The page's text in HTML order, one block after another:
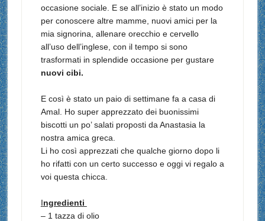
occasione sociale. E se all’inizio è stato un modo
per conoscere altre mamme, nuovi amici per la
mia signorina, allenare orecchio e cervello
all’uso dell’inglese, con il tempo si sono
trasformati in splendide occasione per gustare
nuovi cibi.
E così è stato un paio di settimane fa a casa di
Amal. Ho super apprezzato dei buonissimi
biscotti un po’ salati proposti da Anastasia la
nostra amica greca.
Li ho così apprezzati che qualche giorno dopo li
ho rifatti con un certo successo e oggi vi regalo a
voi questa chicca.
Ingredienti
– 1 tazza di olio